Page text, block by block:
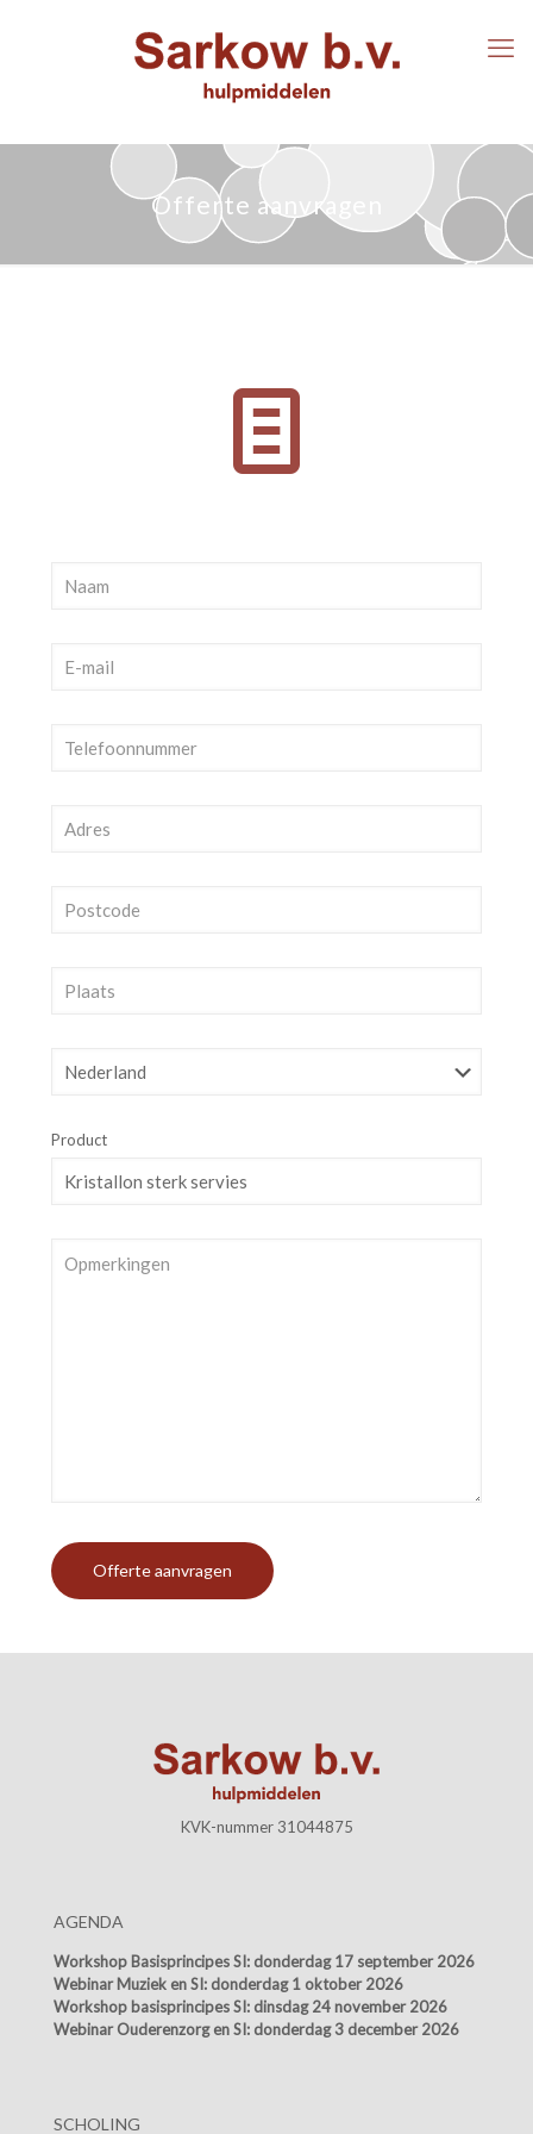
Offerte aanvragen
Product
KVK-nummer 31044875
AGENDA
Workshop Basisprincipes SI: donderdag 17 september 2026
Webinar Muziek en SI: donderdag 1 oktober 2026
Workshop basisprincipes SI: dinsdag 24 november 2026
Webinar Ouderenzorg en SI: donderdag 3 december 2026
SCHOLING